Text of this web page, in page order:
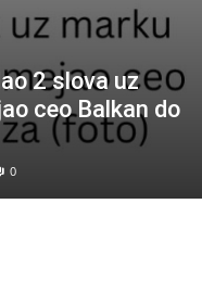
2 slova uz
ceo Balkan do
0